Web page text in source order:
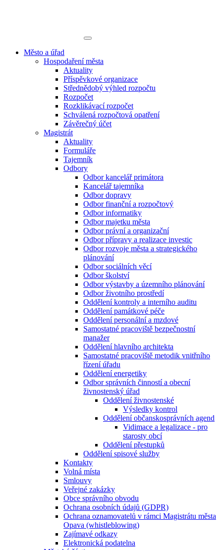
Město a úřad
Hospodaření města
Aktuality
Příspěvkové organizace
Střednědobý výhled rozpočtu
Rozpočet
Rozklikávací rozpočet
Schválená rozpočtová opatření
Závěrečný účet
Magistrát
Aktuality
Formuláře
Tajemník
Odbory
Odbor kancelář primátora
Kancelář tajemníka
Odbor dopravy
Odbor finanční a rozpočtový
Odbor informatiky
Odbor majetku města
Odbor právní a organizační
Odbor přípravy a realizace investic
Odbor rozvoje města a strategického
plánování
Odbor sociálních věcí
Odbor školství
Odbor výstavby a územního plánování
Odbor životního prostředí
Oddělení kontroly a interního auditu
Oddělení památkové péče
Oddělení personální a mzdové
Samostatné pracoviště bezpečnostní
manažer
Oddělení hlavního architekta
Samostatné pracoviště metodik vnitřního
řízení úřadu
Oddělení energetiky
Odbor správních činností a obecní
živnostenský úřad
Oddělení živnostenské
Výsledky kontrol
Oddělení občanskosprávních agend
Vidimace a legalizace - pro
starosty obcí
Oddělení přestupků
Oddělení spisové služby
Kontakty
Volná místa
Smlouvy
Veřejné zakázky
Obce správního obvodu
Ochrana osobních údajů (GDPR)
Ochrana oznamovatelů v rámci Magistrátu města
Opava (whistleblowing)
Zajímavé odkazy
Elektronická podatelna